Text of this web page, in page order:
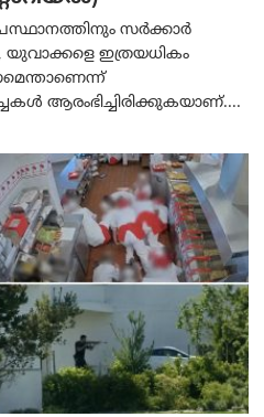
സർക്കാർ
യുവാക്കളെ ഇത്രയധികം
ആരംഭിച്ചിരിക്കുകയാണ്....